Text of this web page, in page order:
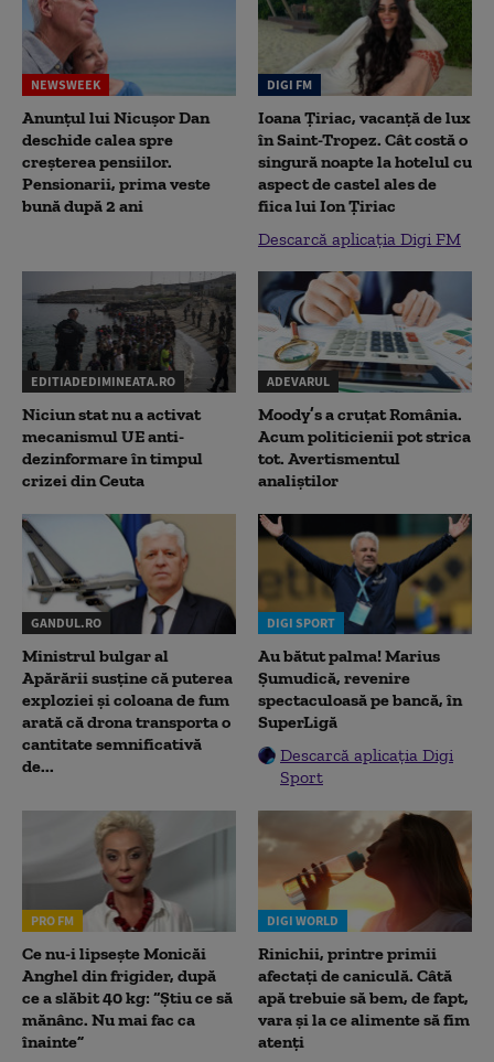
NEWSWEEK
Anunțul lui Nicușor Dan
deschide calea spre
creșterea pensiilor.
Pensionarii, prima veste
bună după 2 ani
DIGI FM
Ioana Țiriac, vacanță de lux
în Saint-Tropez. Cât costă o
singură noapte la hotelul cu
aspect de castel ales de
fiica lui Ion Țiriac
Descarcă aplicația Digi FM
EDITIADEDIMINEATA.RO
Niciun stat nu a activat
mecanismul UE anti-
dezinformare în timpul
crizei din Ceuta
ADEVARUL
Moody’s a cruțat România.
Acum politicienii pot strica
tot. Avertismentul
analiștilor
GANDUL.RO
Ministrul bulgar al
Apărării susține că puterea
exploziei și coloana de fum
arată că drona transporta o
cantitate semnificativă
de...
DIGI SPORT
Au bătut palma! Marius
Șumudică, revenire
spectaculoasă pe bancă, în
SuperLigă
Descarcă aplicația Digi
Sport
PRO FM
Ce nu-i lipsește Monicăi
Anghel din frigider, după
ce a slăbit 40 kg: “Știu ce să
mănânc. Nu mai fac ca
înainte”
DIGI WORLD
Rinichii, printre primii
afectați de caniculă. Câtă
apă trebuie să bem, de fapt,
vara și la ce alimente să fim
atenți